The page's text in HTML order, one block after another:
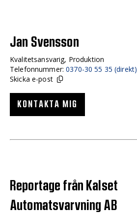
Jan Svensson
Kvalitetsansvarig, Produktion
Telefonnummer:0370-30 55 35 (direkt)
Skicka e-post
KONTAKTA MIG
Reportage från Kalset
Automatsvarvning AB